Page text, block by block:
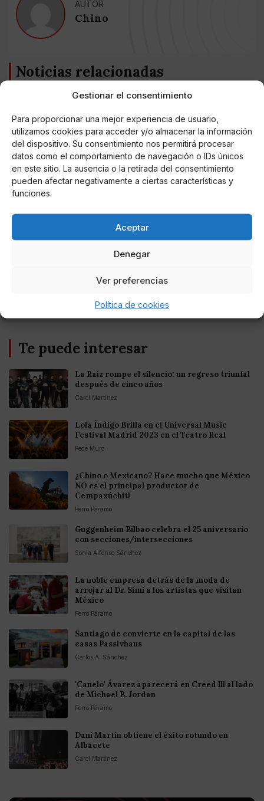
Gestionar el consentimiento
Para proporcionar una mejor experiencia de usuario,
utilizamos cookies para acceder y/o almacenar la información
del dispositivo. Su consentimiento nos permitirá procesar
datos como el comportamiento de navegación o IDs únicos
en este sitio. La ausencia o la retirada del consentimiento
pueden afectar negativamente a ciertas características y
funciones.
Aceptar
Denegar
Ver preferencias
Política de cookies
AUTOR
Chino
Noticias relacionadas
Online Casino
Online Casino
Mejores Casinos Online con Bitcoin y
Criptomonedas en Argentina 2025
Entretenimiento
Te puede interesar
La Raíz rompe el silencio: un regreso triunfal
después de cinco años
Carol Martínez
Lola Índigo Brilla en el Universal Music
Festival Madrid 2023 en el Teatro Real
Fede Muro
¿Chino o Mexicano? Hace mucho que México
NO es el principal productor de
Cempaxúchitl
Perro Páramo
Guggenheim Bilbao celebra el 25 aniversario
con secciones/intersecciones
Sonia Alfonso Sánchez
La noble empresa detrás de la moda de
arrojar al Dr. Simi a los artistas que visitan
México
Perro Páramo
Santiago de convierte en la capital de las
casas Passivhaus
Carlos A. Sánchez
'Canelo' Ávarez aparecerá en Creed lll al lado
de Michael B. Jordan
Perro Páramo
Dani Martín obtiene el éxito rotundo en
Albacete
Carol Martínez